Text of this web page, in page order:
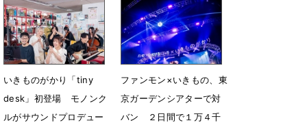
いきものがかり「tiny
desk」初登場 モノンク
ルがサウンドプロデュー
ファンモン×いきもの、東
京ガーデンシアターで対
バン ２日間で１万４千